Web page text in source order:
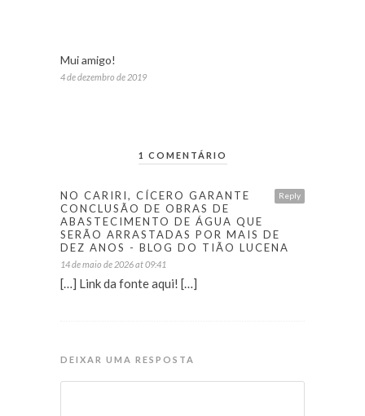
Mui amigo!
4 de dezembro de 2019
1 COMENTÁRIO
Reply
NO CARIRI, CÍCERO GARANTE
CONCLUSÃO DE OBRAS DE
ABASTECIMENTO DE ÁGUA QUE
SERÃO ARRASTADAS POR MAIS DE
DEZ ANOS - BLOG DO TIÃO LUCENA
14 de maio de 2026 at 09:41
[…] Link da fonte aqui! […]
DEIXAR UMA RESPOSTA